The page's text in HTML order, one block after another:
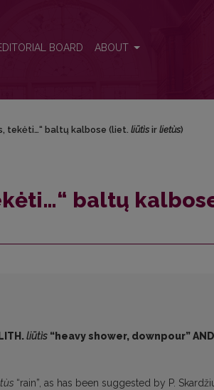
BOARD ABOUT
tekėti…“ baltų kalbose (liet. liūtìsir lietùs)
baltų
liūtìs “heavy shower, downpour” AND
“rain”, as has been suggested by P.